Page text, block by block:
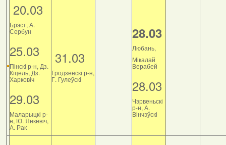
20.03
Брэст, А.
Сербун
25.03
Пінскі р-н, Дз.
Кіцель, Дз.
Харковіч
29.03
Маларыцкі р-
н, Ю. Янкевіч,
А. Рак
31.03
Гродзенскі р-н,
Г. Гулеўскі
28.03
Любань,
Мікалай
Верабей
28.03
Чэрвеньскі
р-н, А.
Вінчэўскі